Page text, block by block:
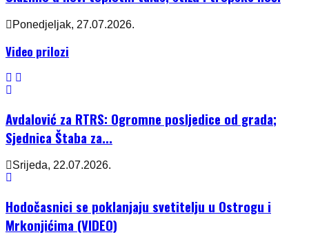
Ponedjeljak, 27.07.2026.
Video prilozi
Avdalović za RTRS: Ogromne posljedice od grada;
Sjednica Štaba za...
Srijeda, 22.07.2026.
Hodočasnici se poklanjaju svetitelju u Ostrogu i
Mrkonjićima (VIDEO)